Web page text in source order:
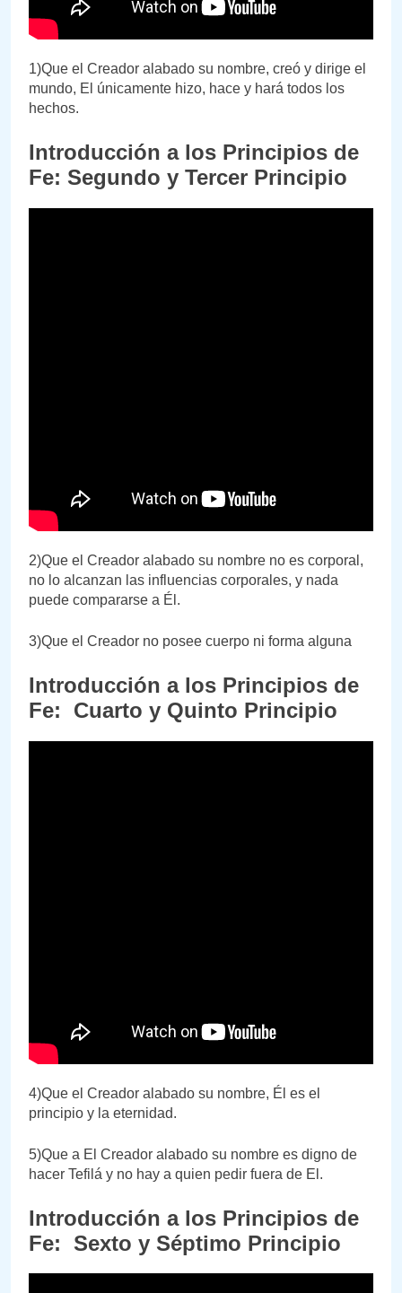
1)Que el Creador alabado su nombre, creó y dirige el
mundo, El únicamente hizo, hace y hará todos los
hechos.
Introducción a los Principios de
Fe: Segundo y Tercer Principio
2)Que el Creador alabado su nombre no es corporal,
no lo alcanzan las influencias corporales, y nada
puede compararse a Él.
3)Que el Creador no posee cuerpo ni forma alguna
Introducción a los Principios de
Fe: Cuarto y Quinto Principio
4)Que el Creador alabado su nombre, Él es el
principio y la eternidad.
5)Que a El Creador alabado su nombre es digno de
hacer Tefilá y no hay a quien pedir fuera de El.
Introducción a los Principios de
Fe: Sexto y Séptimo Principio